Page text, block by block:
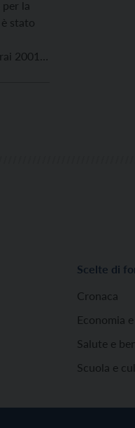
la
stato
2001
Scelte di
Cronaca
Economia
Salute e
Scuola e